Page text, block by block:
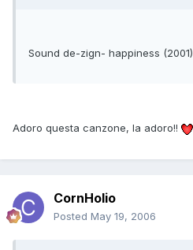
Sound de-zign- happiness (2001)
Adoro questa canzone, la adoro!!
CornHolio
Posted May 19, 2006